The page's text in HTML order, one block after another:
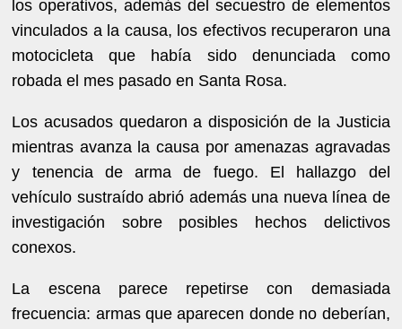
los operativos, además del secuestro de elementos
vinculados a la causa, los efectivos recuperaron una
motocicleta que había sido denunciada como
robada el mes pasado en Santa Rosa.
Los acusados quedaron a disposición de la Justicia
mientras avanza la causa por amenazas agravadas
y tenencia de arma de fuego. El hallazgo del
vehículo sustraído abrió además una nueva línea de
investigación sobre posibles hechos delictivos
conexos.
La escena parece repetirse con demasiada
frecuencia: armas que aparecen donde no deberían,